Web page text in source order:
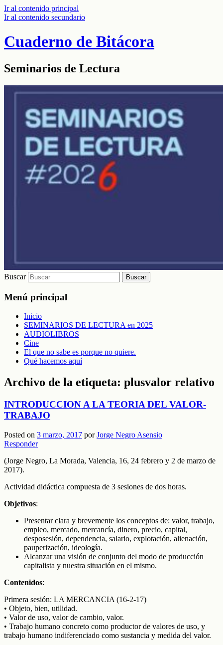
Ir al contenido principal
Ir al contenido secundario
Cuaderno de Bitácora
Seminarios de Lectura
Buscar
Menú principal
Inicio
SEMINARIOS DE LECTURA en 2025
AUDIOLIBROS
Cine
El que no sabe es porque no quiere.
Qué hacemos aquí
Archivo de la etiqueta: plusvalor relativo
INTRODUCCION A LA TEORIA DEL VALOR-
TRABAJO
Posted on 3 marzo, 2017 porJorge Negro Asensio
Responder
(Jorge Negro, La Morada, Valencia, 16, 24 febrero y 2 de marzo de
2017).
Actividad didáctica compuesta de 3 sesiones de dos horas.
Objetivos:
Presentar clara y brevemente los conceptos de: valor, trabajo,
empleo, mercado, mercancía, dinero, precio, capital,
desposesión, dependencia, salario, explotación, alienación,
pauperización, ideología.
Alcanzar una visión de conjunto del modo de producción
capitalista y nuestra situación en el mismo.
Contenidos:
Primera sesión: LA MERCANCIA (16-2-17)
• Objeto, bien, utilidad.
• Valor de uso, valor de cambio, valor.
• Trabajo humano concreto como productor de valores de uso, y
trabajo humano indiferenciado como sustancia y medida del valor.